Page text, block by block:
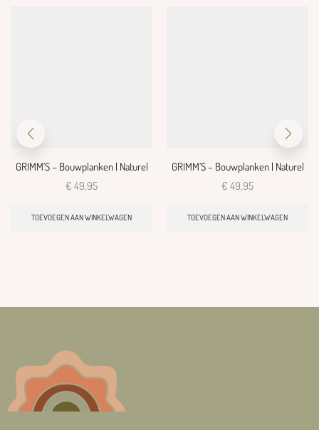
GRIMM’S – Bouwplanken | Naturel
€ 49,95
TOEVOEGEN AAN WINKELWAGEN
GRIMM’S – Bouwplanken | Naturel
€ 49,95
TOEVOEGEN AAN WINKELWAGEN